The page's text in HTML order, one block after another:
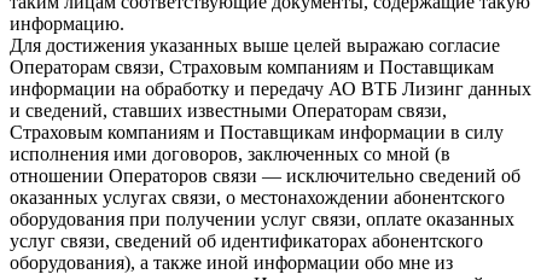
информацию.
Для достижения указанных выше целей выражаю согласие
Операторам связи, Страховым компаниям и Поставщикам
информации на обработку и передачу АО ВТБ Лизинг данных
и сведений, ставших известными Операторам связи,
Страховым компаниям и Поставщикам информации в силу
исполнения ими договоров, заключенных со мной (в
отношении Операторов связи — исключительно сведений об
оказанных услугах связи, о местонахождении абонентского
оборудования при получении услуг связи, оплате оказанных
услуг связи, сведений об идентификаторах абонентского
оборудования), а также иной информации обо мне из